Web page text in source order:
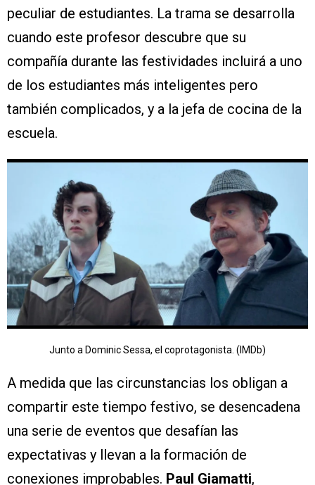
peculiar de estudiantes. La trama se desarrolla
cuando este profesor descubre que su
compañía durante las festividades incluirá a uno
de los estudiantes más inteligentes pero
también complicados, y a la jefa de cocina de la
escuela.
Junto a Dominic Sessa, el coprotagonista. (IMDb)
A medida que las circunstancias los obligan a
compartir este tiempo festivo, se desencadena
una serie de eventos que desafían las
expectativas y llevan a la formación de
conexiones improbables. Paul Giamatti,